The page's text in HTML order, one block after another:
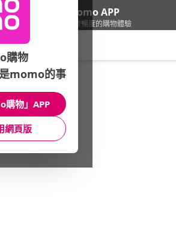
下載momo APP
給你3倍流暢度的購物體驗
電腦/組件/組裝電腦配件
本館精選商品
館長推薦 月銷量
購物
momo的事
購物」APP
網頁版